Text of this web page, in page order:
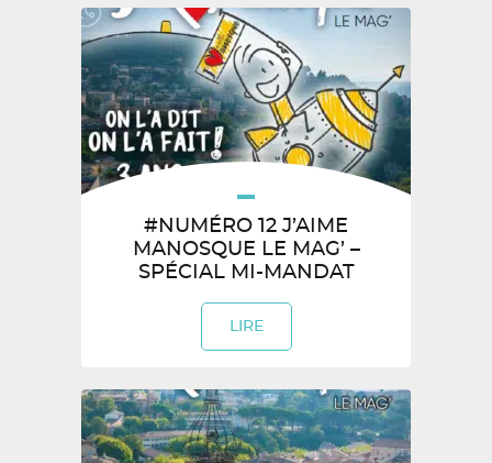
#NUMÉRO 12 J’AIME
MANOSQUE LE MAG’ –
SPÉCIAL MI-MANDAT
LIRE